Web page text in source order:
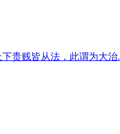
贵贱皆从法，此谓为大治.